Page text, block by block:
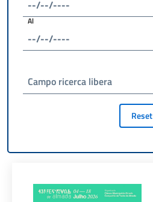
Al
Campo ricerca libera
Reset